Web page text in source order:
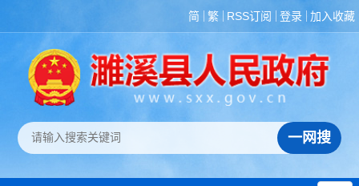
简 繁 RSS订阅 登录 加入收藏